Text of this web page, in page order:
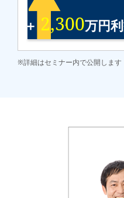
＋ 2,300万円
※詳細はセミナー内で公開します